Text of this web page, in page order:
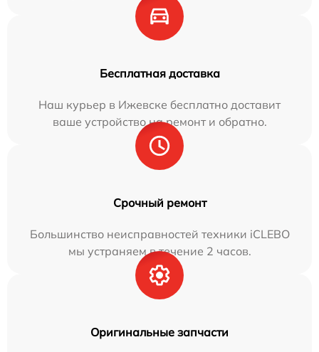
Бесплатная доставка
Наш курьер в Ижевске бесплатно доставит
ваше устройство на ремонт и обратно.
Срочный ремонт
Большинство неисправностей техники iCLEBO
мы устраняем в течение 2 часов.
Оригинальные запчасти